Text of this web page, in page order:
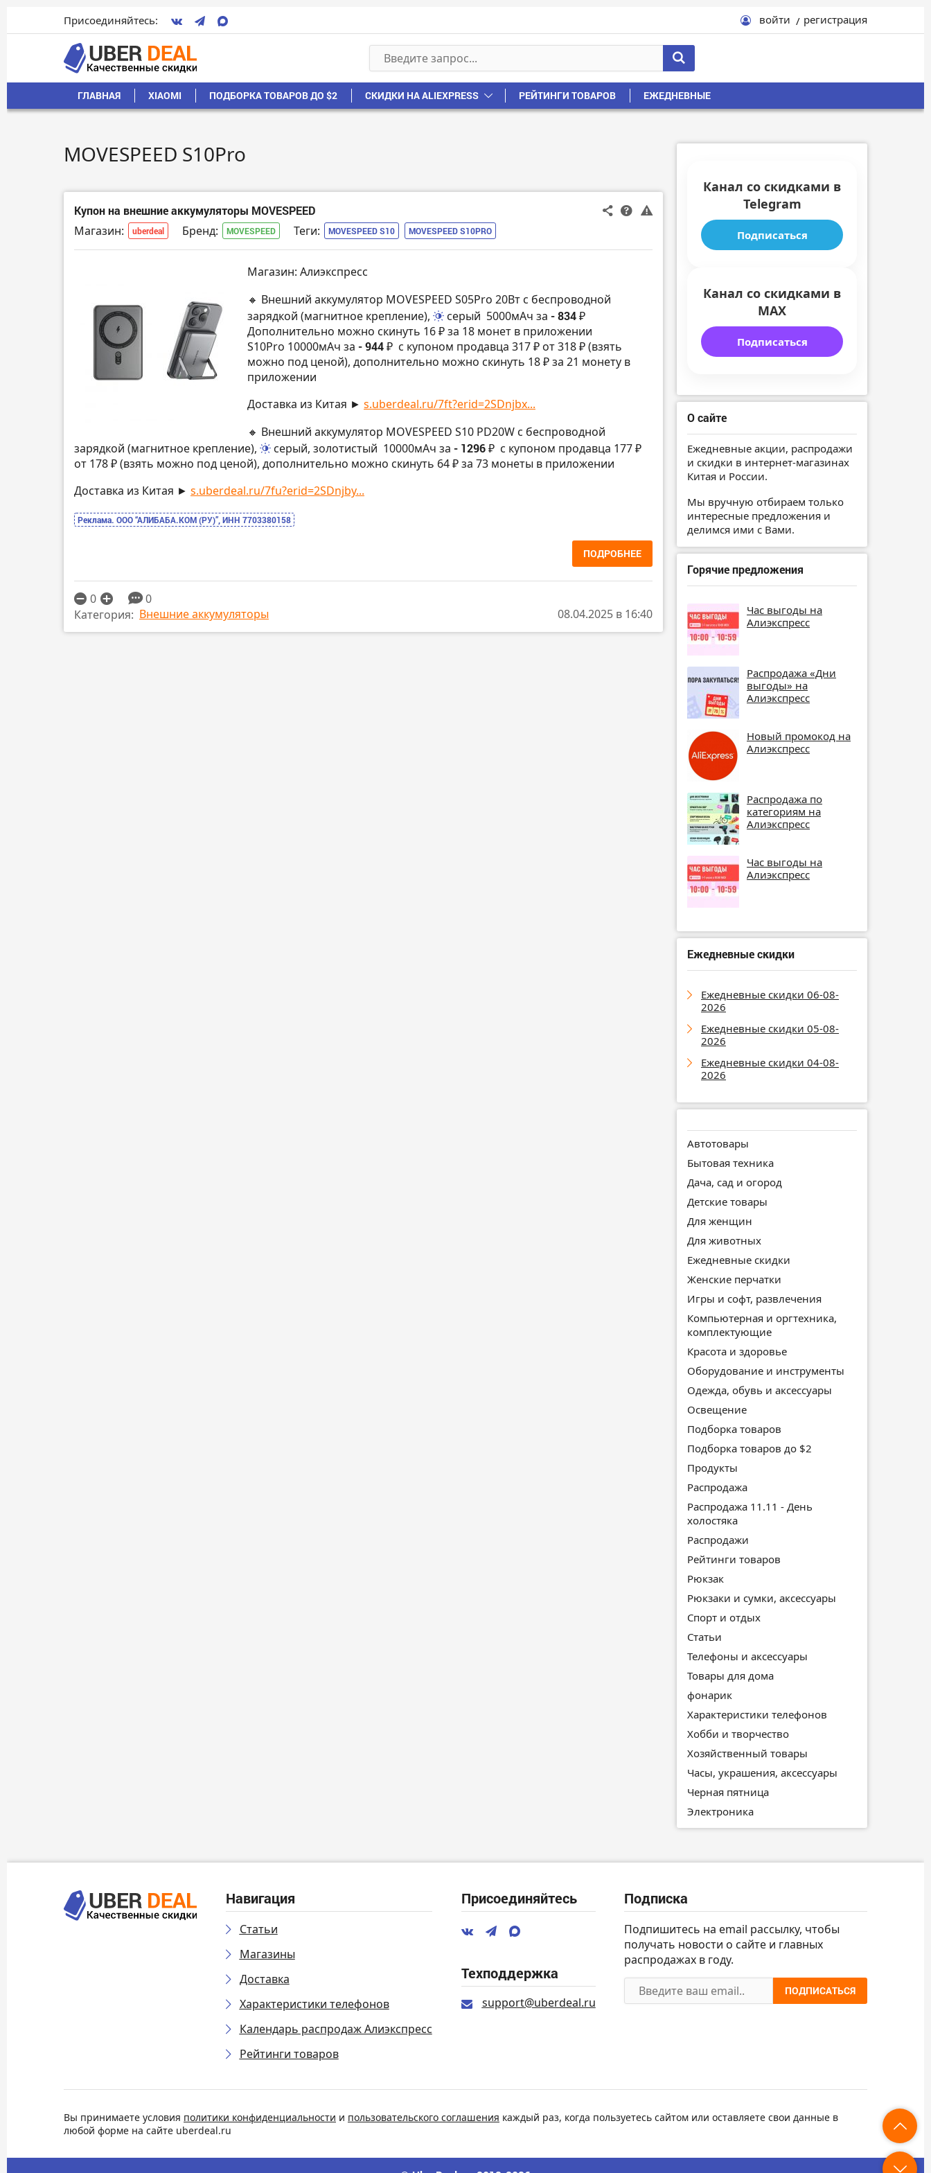
Присоединяйтесь: войти регистрация
ГЛАВНАЯ XIAOMI ПОДБОРКА ТОВАРОВ ДО $2 СКИДКИ НА ALIEXPRESS РЕЙТИНГИ ТОВАРОВ ЕЖЕДНЕВНЫЕ
MOVESPEED S10Pro
Купон на внешние аккумуляторы MOVESPEED
Магазин: uberdeal Бренд: MOVESPEED Теги: MOVESPEED S10 MOVESPEED S10PRO
Магазин: Алиэкспресс
🔸 Внешний аккумулятор MOVESPEED S05Pro 20Вт с беспроводной
зарядкой (магнитное крепление),
серый 5000мАч за - 834 ₽
Дополнительно можно скинуть 16 ₽ за 18 монет в приложении
S10Pro 10000мАч за - 944 ₽ с купоном продавца 317 ₽ от 318 ₽ (взять
можно под ценой), дополнительно можно скинуть 18 ₽ за 21 монету в
приложении
Доставка из Китая ► s.uberdeal.ru/7ft?erid=2SDnjbx...
🔸 Внешний аккумулятор MOVESPEED S10 PD20W с беспроводной
зарядкой (магнитное крепление),
серый, золотистый 10000мАч за - 1296 ₽ с купоном продавца 177 ₽
от 178 ₽ (взять можно под ценой), дополнительно можно скинуть 64 ₽ за 73 монеты в приложении
Доставка из Китая ► s.uberdeal.ru/7fu?erid=2SDnjby...
Реклама. ООО “АЛИБАБА.КОМ (РУ)”, ИНН 7703380158
ПОДРОБНЕЕ
0
0
Категория: Внешние аккумуляторы 08.04.2025 в 16:40
Канал со скидками в
Telegram
Подписаться
Канал со скидками в
MAX
Подписаться
О сайте
Ежедневные акции, распродажи
и скидки в интернет-магазинах
Китая и России.
Мы вручную отбираем только
интересные предложения и
делимся ими с Вами.
Горячие предложения
Час выгоды на
Алиэкспресс
Распродажа «Дни
выгоды» на
Алиэкспресс
Новый промокод на
Алиэкспресс
Распродажа по
категориям на
Алиэкспресс
Час выгоды на
Алиэкспресс
Ежедневные скидки
Ежедневные скидки 06-08-
2026
Ежедневные скидки 05-08-
2026
Ежедневные скидки 04-08-
2026
Автотовары
Бытовая техника
Дача, сад и огород
Детские товары
Для женщин
Для животных
Ежедневные скидки
Женские перчатки
Игры и софт, развлечения
Компьютерная и оргтехника,
комплектующие
Красота и здоровье
Оборудование и инструменты
Одежда, обувь и аксессуары
Освещение
Подборка товаров
Подборка товаров до $2
Продукты
Распродажа
Распродажа 11.11 - День
холостяка
Распродажи
Рейтинги товаров
Рюкзак
Рюкзаки и сумки, аксессуары
Спорт и отдых
Статьи
Телефоны и аксессуары
Товары для дома
фонарик
Характеристики телефонов
Хобби и творчество
Хозяйственный товары
Часы, украшения, аксессуары
Черная пятница
Электроника
Навигация
Статьи
Магазины
Доставка
Характеристики телефонов
Календарь распродаж Алиэкспресс
Рейтинги товаров
Присоединяйтесь
Техподдержка
support@uberdeal.ru
Подписка
Подпишитесь на email рассылку, чтобы
получать новости о сайте и главных
распродажах в году.
ПОДПИСАТЬСЯ
Вы принимаете условия политики конфиденциальности и пользовательского соглашения каждый раз, когда пользуетесь сайтом или оставляете свои данные в
любой форме на сайте uberdeal.ru